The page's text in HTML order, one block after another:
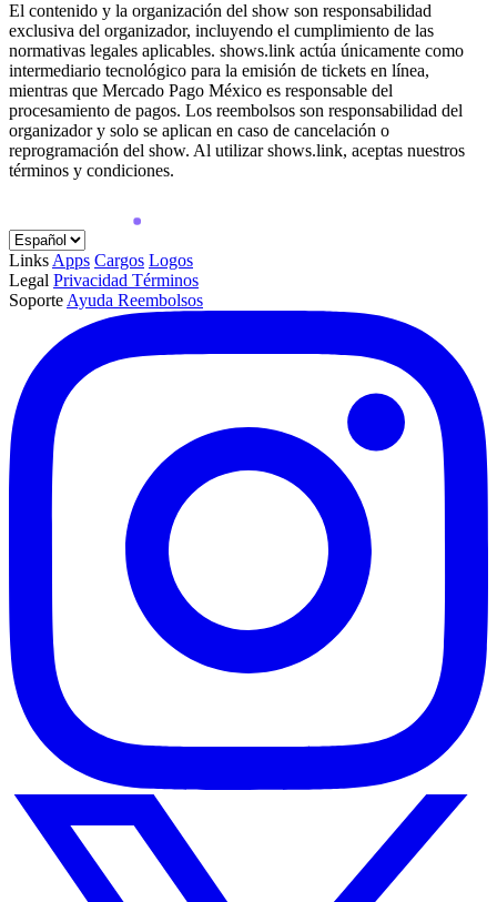
El contenido y la organización del show son responsabilidad
exclusiva del organizador, incluyendo el cumplimiento de las
normativas legales aplicables. shows.link actúa únicamente como
intermediario tecnológico para la emisión de tickets en línea,
mientras que Mercado Pago México es responsable del
procesamiento de pagos. Los reembolsos son responsabilidad del
organizador y solo se aplican en caso de cancelación o
reprogramación del show. Al utilizar shows.link, aceptas nuestros
términos y condiciones.
Links Apps Cargos Logos
Legal Privacidad Términos
Soporte Ayuda Reembolsos